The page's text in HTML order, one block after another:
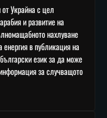
Украйна с цел
и развитие на
нахлуване
в публикация на
език за да може
за случващото